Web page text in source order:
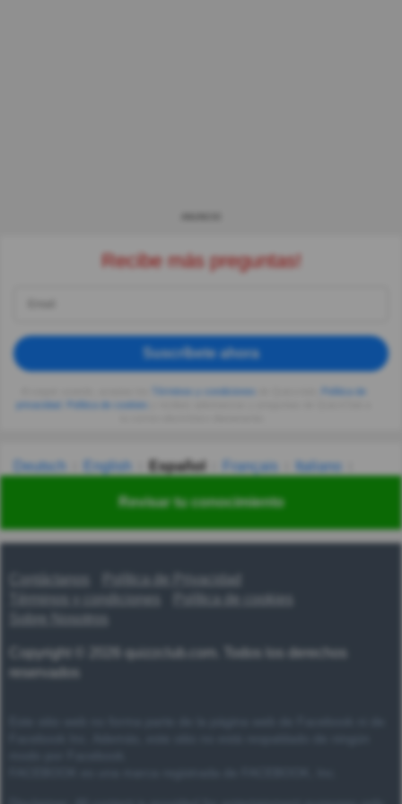
Revisar tu conocimiento
Recibe más preguntas!
Suscríbete ahora
privacidad
Deutsch English Español Français
Italiano
Українська हिन्दी 한국어 汉语
Contáctanos
Política de Privacidad
Términos y condiciones
Copyright © 2026 quizzclub.com. Todos los derechos
reservados